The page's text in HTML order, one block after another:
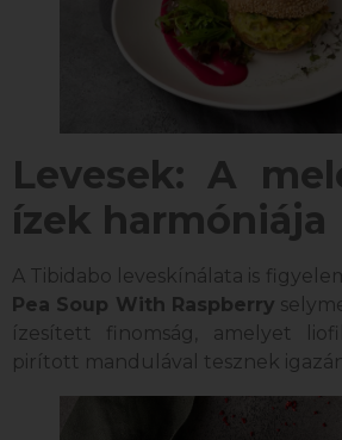
Levesek: A
ízek harmóniája
A Tibidabo leveskínálata is
Pea Soup With Raspberry
ízesített finomság, amelyet
pirított mandulával tesznek